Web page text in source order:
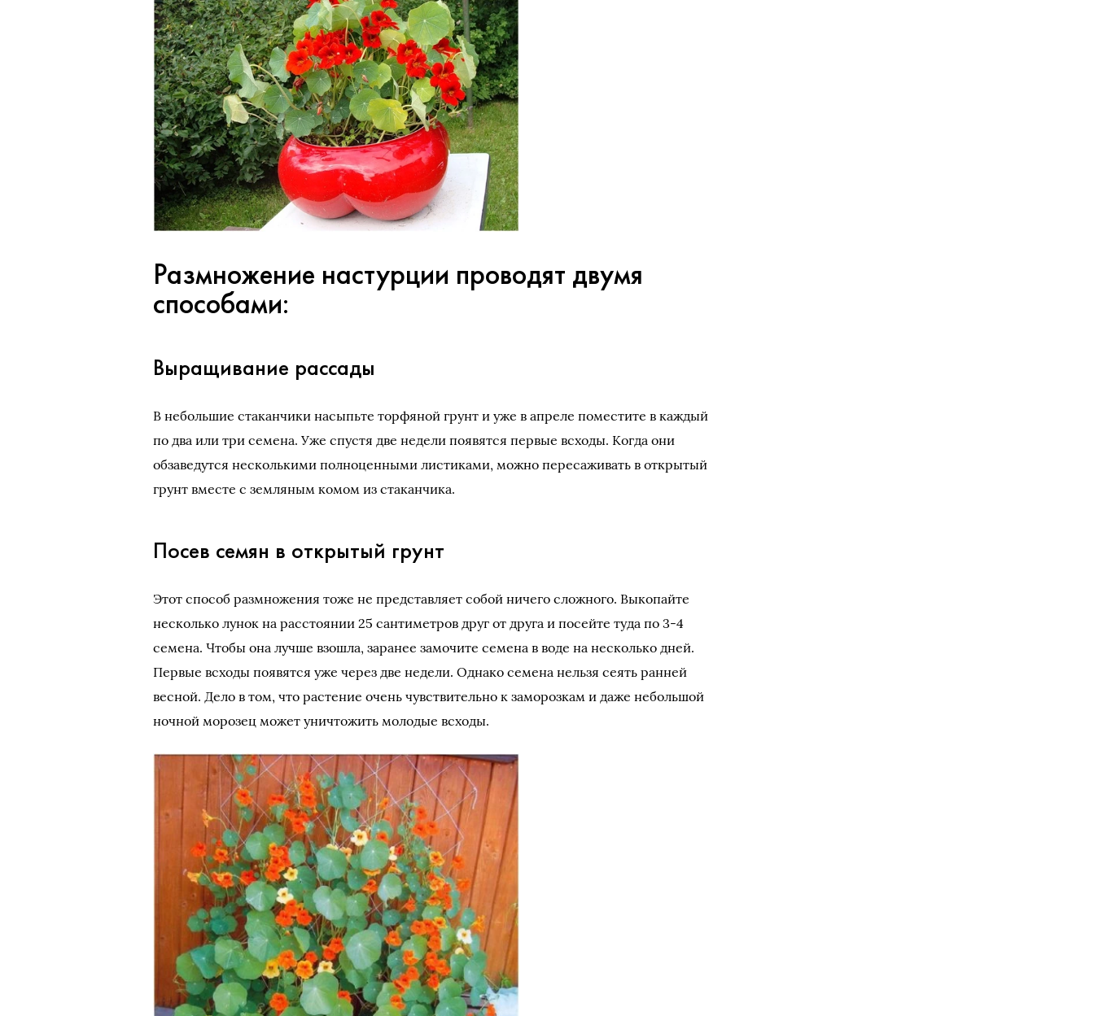
Размножение настурции проводят двумя
способами:
Выращивание рассады
В небольшие стаканчики насыпьте торфяной грунт и уже в апреле поместите в каждый
по два или три семена. Уже спустя две недели появятся первые всходы. Когда они
обзаведутся несколькими полноценными листиками, можно пересаживать в открытый
грунт вместе с земляным комом из стаканчика.
Посев семян в открытый грунт
Этот способ размножения тоже не представляет собой ничего сложного. Выкопайте
несколько лунок на расстоянии 25 сантиметров друг от друга и посейте туда по 3-4
семена. Чтобы она лучше взошла, заранее замочите семена в воде на несколько дней.
Первые всходы появятся уже через две недели. Однако семена нельзя сеять ранней
весной. Дело в том, что растение очень чувствительно к заморозкам и даже небольшой
ночной морозец может уничтожить молодые всходы.